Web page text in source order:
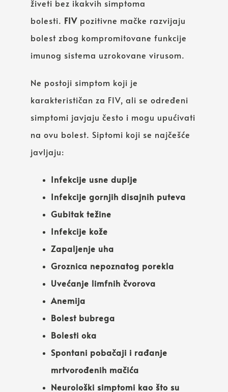
živeti bez ikakvih simptoma
bolesti. FIV pozitivne mačke razvijaju
bolest zbog kompromitovane funkcije
imunog sistema uzrokovane virusom.
Ne postoji simptom koji je
karakterističan za FIV, ali se određeni
simptomi javjaju često i mogu upućivati
na ovu bolest. Siptomi koji se najčešće
javljaju:
Infekcije usne duplje
Infekcije gornjih disajnih puteva
Gubitak težine
Infekcije kože
Zapaljenje uha
Groznica nepoznatog porekla
Uvećanje limfnih čvorova
Anemija
Bolest bubrega
Bolesti oka
Spontani pobačaji i rađanje
mrtvorođenih mačića
Neurološki simptomi kao što su